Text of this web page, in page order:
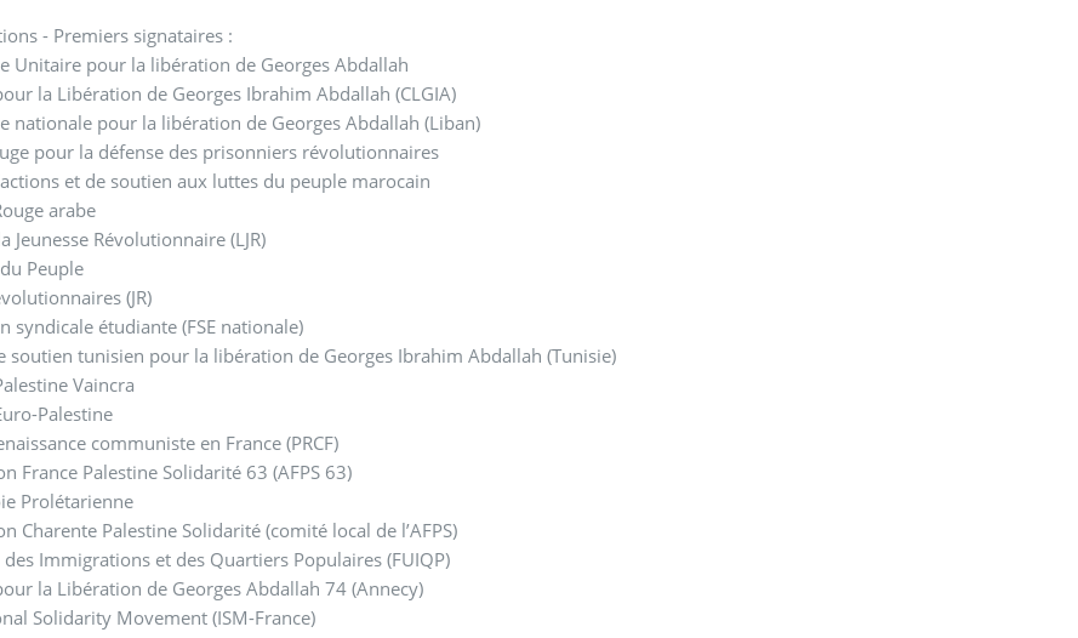
- Premiers signataires :
Unitaire pour la libération de Georges Abdallah
la Libération de Georges Ibrahim Abdallah (CLGIA)
nationale pour la libération de Georges Abdallah (Liban)
pour la défense des prisonniers révolutionnaires
et de soutien aux luttes du peuple marocain
arabe
Jeunesse Révolutionnaire (LJR)
Peuple
(JR)
syndicale étudiante (FSE nationale)
soutien tunisien pour la libération de Georges Ibrahim Abdallah (Tunisie)
Vaincra
Palestine
communiste en France (PRCF)
France Palestine Solidarité 63 (AFPS 63)
Prolétarienne
Charente Palestine Solidarité (comité local de l’AFPS)
Immigrations et des Quartiers Populaires (FUIQP)
la Libération de Georges Abdallah 74 (Annecy)
Solidarity Movement (ISM-France)